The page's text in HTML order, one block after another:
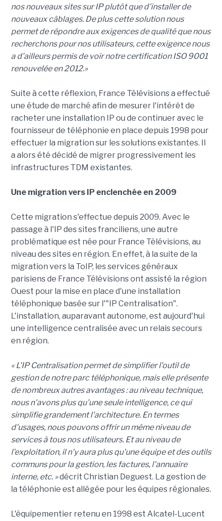
nos nouveaux sites sur IP plutôt que d'installer de
nouveaux câblages. De plus cette solution nous
permet de répondre aux exigences de qualité que nous
recherchons pour nos utilisateurs, cette exigence nous
a d'ailleurs permis de voir notre certification ISO 9001
renouvelée en 2012.»
Suite à cette réflexion, France Télévisions a effectué
une étude de marché afin de mesurer l'intérêt de
racheter une installation IP ou de continuer avec le
fournisseur de téléphonie en place depuis 1998 pour
effectuer la migration sur les solutions existantes. Il
a alors été décidé de migrer progressivement les
infrastructures TDM existantes.
Une migration vers IP enclenchée en 2009
Cette migration s'effectue depuis 2009. Avec le
passage à l'IP des sites franciliens, une autre
problématique est née pour France Télévisions, au
niveau des sites en région. En effet, à la suite de la
migration vers la ToIP, les services généraux
parisiens de France Télévisions ont assisté la région
Ouest pour la mise en place d'une installation
téléphonique basée sur l'"IP Centralisation".
L'installation, auparavant autonome, est aujourd'hui
une intelligence centralisée avec un relais secours
en région.
« L'IP Centralisation permet de simplifier l'outil de
gestion de notre parc téléphonique, mais elle présente
de nombreux autres avantages : au niveau technique,
nous n'avons plus qu'une seule intelligence, ce qui
simplifie grandement l'architecture. En termes
d'usages, nous pouvons offrir un même niveau de
services à tous nos utilisateurs. Et au niveau de
l'exploitation, il n'y aura plus qu'une équipe et des outils
communs pour la gestion, les factures, l'annuaire
interne, etc. »décrit Christian Deguest. La gestion de
la téléphonie est allégée pour les équipes régionales.
L'équipementier retenu en 1998 est Alcatel-Lucent